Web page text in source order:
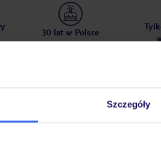
Szczegóły
30 lat w Polsce
Wyżywienie